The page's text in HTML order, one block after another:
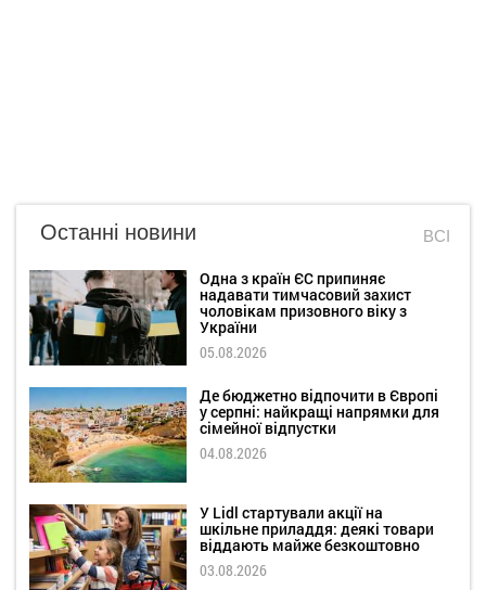
Останні новини ВСІ
Одна з країн ЄС припиняє
надавати тимчасовий захист
чоловікам призовного віку з
України
05.08.2026
Де бюджетно відпочити в Європі
у серпні: найкращі напрямки для
сімейної відпустки
04.08.2026
У Lidl стартували акції на
шкільне приладдя: деякі товари
віддають майже безкоштовно
03.08.2026